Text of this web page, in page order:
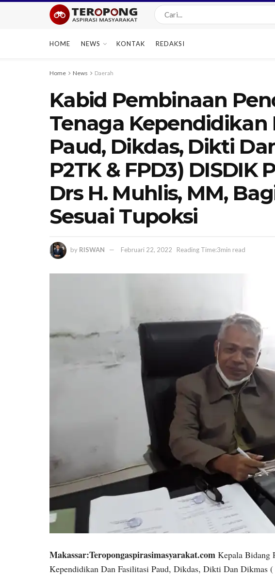
HOME NEWS KONTAK REDAKSI
Home News Daerah
Kabid Pembinaan
Tenaga Kependidikan
Paud, Dikdas, Dikti
P2TK & FPD3) DISDIK
Drs H. Muhlis, MM,
Sesuai Tupoksi
by RISWAN Februari 22, 2022 Reading Time:3min read
Makassar:Teropongaspirasimasyarakat.com Kepala Bidang
Kependidikan Dan Fasilitasi Paud, Dikdas, Dikti Dan Dikmas